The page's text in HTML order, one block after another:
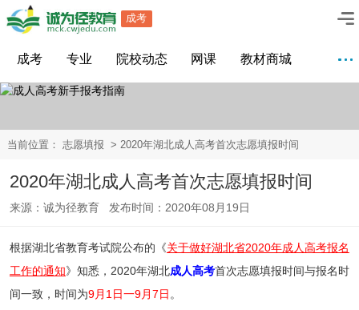
成考
成考 专业 院校动态 网课 教材商城
当前位置： 志愿填报 > 2020年湖北成人高考首次志愿填报时间
2020年湖北成人高考首次志愿填报时间
来源：诚为径教育 发布时间：2020年08月19日
根据湖北省教育考试院公布的《关于做好湖北省2020年成人高考报名
工作的通知》知悉，2020年湖北成人高考首次志愿填报时间与报名时
间一致，时间为9月1日一9月7日 。